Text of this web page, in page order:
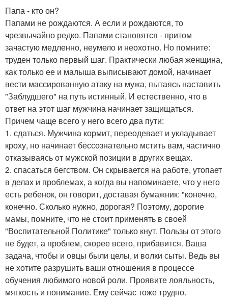
Папа - кто он?
Папами не рождаются. А если и рождаются, то
чрезвычайно редко. Папами становятся - притом
зачастую медленно, неумело и неохотно. Но помните:
труден только первый шаг. Практически любая женщина,
как только ее и малыша выписывают домой, начинает
вести массированную атаку на мужа, пытаясь наставить
"Заблудшего" на путь истинный. И естественно, что в
ответ на этот шаг мужчина начинает защищаться.
Причем чаще всего у него всего два пути:
1. сдаться. Мужчина кормит, переодевает и укладывает
кроху, но начинает бессознательно мстить вам, частично
отказываясь от мужской позиции в других вещах.
2. спасаться бегством. Он скрывается на работе, утопает
в делах и проблемах, а когда вы напоминаете, что у него
есть ребенок, он говорит, доставая бумажник: "конечно,
конечно. Сколько нужно, дорогая? Поэтому, дорогие
мамы, помните, что не стоит применять в своей
"Воспитательной Политике" только кнут. Пользы от этого
не будет, а проблем, скорее всего, прибавится. Ваша
задача, чтобы и овцы были целы, и волки сыты. Ведь вы
не хотите разрушить ваши отношения в процессе
обучения любимого новой роли. Проявите лояльность,
мягкость и понимание. Ему сейчас тоже трудно.